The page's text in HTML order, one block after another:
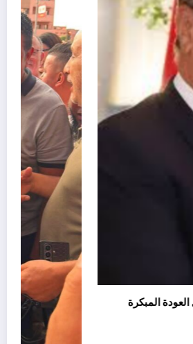
جديدة حول العودة المبكرة